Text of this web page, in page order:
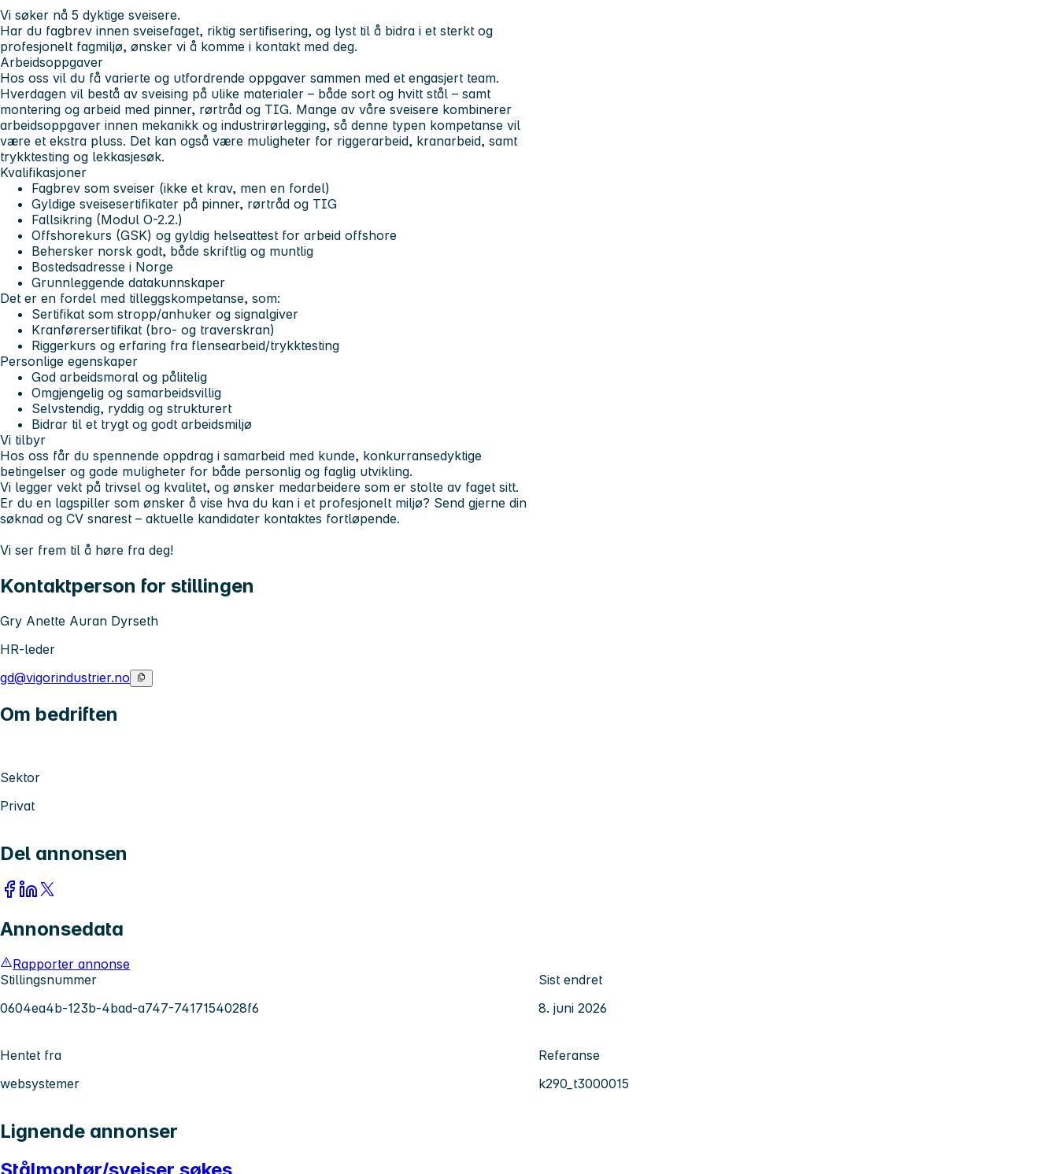
Vi søker nå 5 dyktige sveisere.
Har du fagbrev innen sveisefaget, riktig sertifisering, og lyst til å bidra i et sterkt og
profesjonelt fagmiljø, ønsker vi å komme i kontakt med deg.
Arbeidsoppgaver
Hos oss vil du få varierte og utfordrende oppgaver sammen med et engasjert team.
Hverdagen vil bestå av sveising på ulike materialer – både sort og hvitt stål – samt
montering og arbeid med pinner, rørtråd og TIG. Mange av våre sveisere kombinerer
arbeidsoppgaver innen mekanikk og industrirørlegging, så denne typen kompetanse vil
være et ekstra pluss. Det kan også være muligheter for riggerarbeid, kranarbeid, samt
trykktesting og lekkasjesøk.
Kvalifikasjoner
Fagbrev som sveiser (ikke et krav, men en fordel)
Gyldige sveisesertifikater på pinner, rørtråd og TIG
Fallsikring (Modul O-2.2.)
Offshorekurs (GSK) og gyldig helseattest for arbeid offshore
Behersker norsk godt, både skriftlig og muntlig
Bostedsadresse i Norge
Grunnleggende datakunnskaper
Det er en fordel med tilleggskompetanse, som:
Sertifikat som stropp/anhuker og signalgiver
Kranførersertifikat (bro- og traverskran)
Riggerkurs og erfaring fra flensearbeid/trykktesting
Personlige egenskaper
God arbeidsmoral og pålitelig
Omgjengelig og samarbeidsvillig
Selvstendig, ryddig og strukturert
Bidrar til et trygt og godt arbeidsmiljø
Vi tilbyr
Hos oss får du spennende oppdrag i samarbeid med kunde, konkurransedyktige
betingelser og gode muligheter for både personlig og faglig utvikling.
Vi legger vekt på trivsel og kvalitet, og ønsker medarbeidere som er stolte av faget sitt.
Er du en lagspiller som ønsker å vise hva du kan i et profesjonelt miljø? Send gjerne din
søknad og CV snarest – aktuelle kandidater kontaktes fortløpende.
Vi ser frem til å høre fra deg!
Kontaktperson for stillingen
Gry Anette Auran Dyrseth
HR-leder
gd@vigorindustrier.no
Om bedriften
Sektor
Privat
Del annonsen
Annonsedata
Rapporter annonse
Stillingsnummer
0604ea4b-123b-4bad-a747-7417154028f6
Sist endret
8. juni 2026
Hentet fra
websystemer
Referanse
k290_t3000015
Lignende annonser